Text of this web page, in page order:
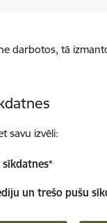
darbotos, tā
savu izvēli:
*
un trešo pušu